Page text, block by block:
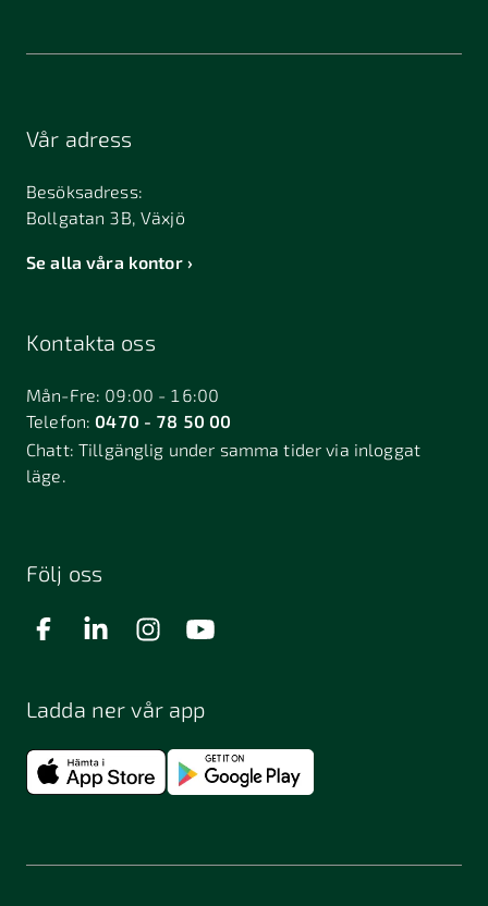
Vår adress
Besöksadress:
Bollgatan 3B, Växjö
Se alla våra kontor
Kontakta oss
Mån-Fre: 09:00 - 16:00
Telefon:0470 - 78 50 00
Chatt:Tillgänglig under samma tider via inloggat
läge.
Följ oss
Ladda ner vår app